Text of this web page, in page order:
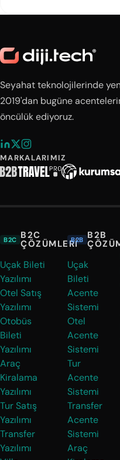
Seyahat teknolojilerinde
2019'dan bugüne
öncülük ediyoruz.
MARKALARIMIZ
B2C B2C
ÇÖZÜMLERI
Uçak Bileti
Yazılımı
Otel Satış
Yazılımı
Otobüs
Bileti
Yazılımı
Araç
Kiralama
Yazılımı
Tur Satış
Yazılımı
Transfer
Yazılımı
B2B B2B
Uçak
Bileti
Acente
Sistemi
Otel
Acente
Sistemi
Tur
Acente
Sistemi
Transfer
Acente
Sistemi
Araç